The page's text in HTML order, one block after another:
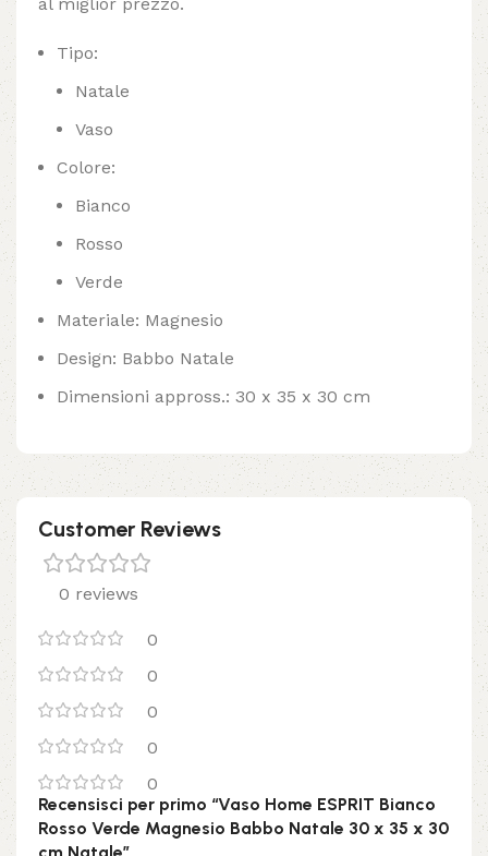
Tipo:
Natale
Vaso
Colore:
Bianco
Rosso
Verde
Materiale: Magnesio
Design: Babbo Natale
Dimensioni appross.: 30 x 35 x 30 cm
Customer Reviews
0 reviews
0
0
0
0
0
Recensisci per primo “Vaso Home ESPRIT Bianco
Rosso Verde Magnesio Babbo Natale 30 x 35 x 30